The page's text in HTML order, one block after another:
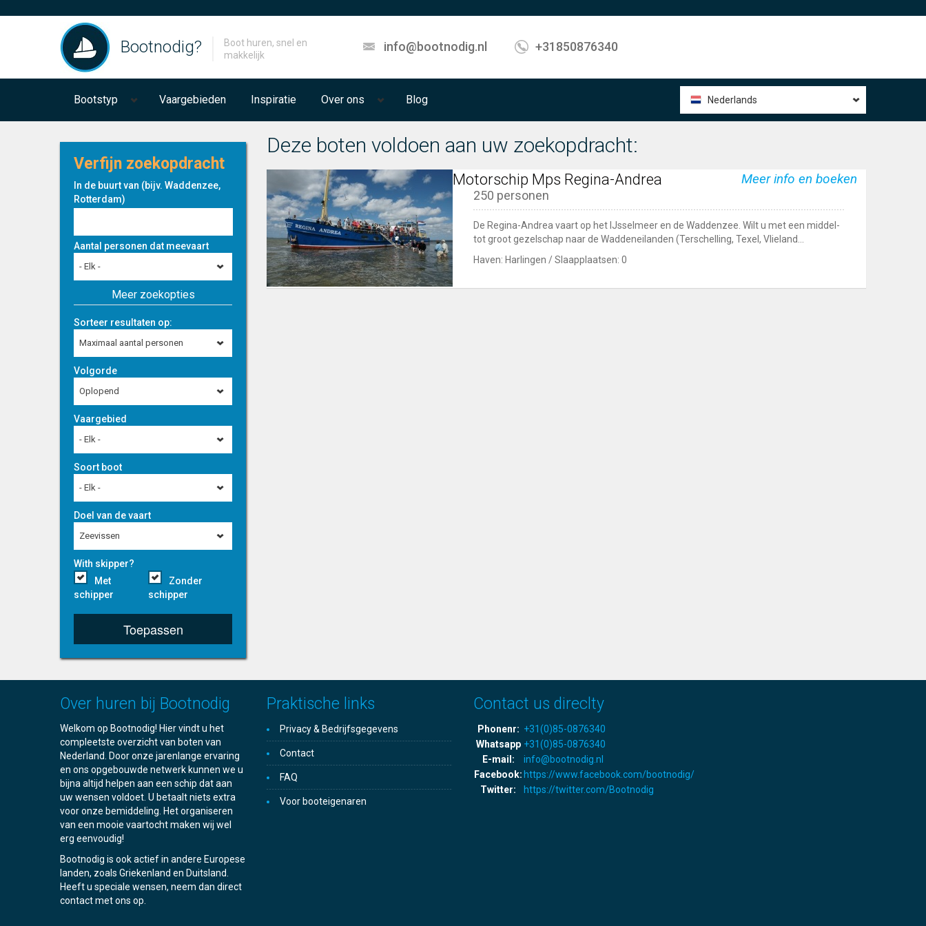
Bootnodig?
Boot huren, snel en
makkelijk
info@bootnodig.nl +31850876340
Bootstyp Vaargebieden Inspiratie Over ons Blog Nederlands
Verfijn zoekopdracht
In de buurt van (bijv. Waddenzee,
Rotterdam)
Aantal personen dat meevaart
- Elk -
Meer zoekopties
Sorteer resultaten op:
Maximaal aantal personen
Volgorde
Oplopend
Vaargebied
- Elk -
Soort boot
- Elk -
Doel van de vaart
Zeevissen
With skipper?
Met
schipper
Zonder
schipper
Toepassen
Deze boten voldoen aan uw zoekopdracht:
Motorschip Mps Regina-Andrea Meer info en boeken
250 personen
De Regina-Andrea vaart op het IJsselmeer en de Waddenzee. Wilt u met een middel-
tot groot gezelschap naar de Waddeneilanden (Terschelling, Texel, Vlieland...
Haven: Harlingen / Slaapplaatsen: 0
Over huren bij Bootnodig
Welkom op Bootnodig! Hier vindt u het
compleetste overzicht van boten van
Nederland. Door onze jarenlange ervaring
en ons opgebouwde netwerk kunnen we u
bijna altijd helpen aan een schip dat aan
uw wensen voldoet. U betaalt niets extra
voor onze bemiddeling. Het organiseren
van een mooie vaartocht maken wij wel
erg eenvoudig!
Bootnodig is ook actief in andere Europese
landen, zoals Griekenland en Duitsland.
Heeft u speciale wensen, neem dan direct
contact met ons op.
Praktische links
Privacy & Bedrijfsgegevens
Contact
FAQ
Voor booteigenaren
Contact us direclty
Phonenr: +31(0)85-0876340
Whatsapp +31(0)85-0876340
E-mail:
info@bootnodig.nl
Facebook: https://www.facebook.com/bootnodig/
Twitter:
https://twitter.com/Bootnodig